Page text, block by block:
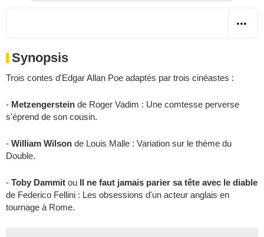
Synopsis
Trois contes d'Edgar Allan Poe adaptés par trois cinéastes :
- Metzengerstein de Roger Vadim : Une comtesse perverse
s'éprend de son cousin.
- William Wilson de Louis Malle : Variation sur le thème du
Double.
- Toby Dammit ou Il ne faut jamais parier sa tête avec le diable
de Federico Fellini : Les obsessions d'un acteur anglais en
tournage à Rome.